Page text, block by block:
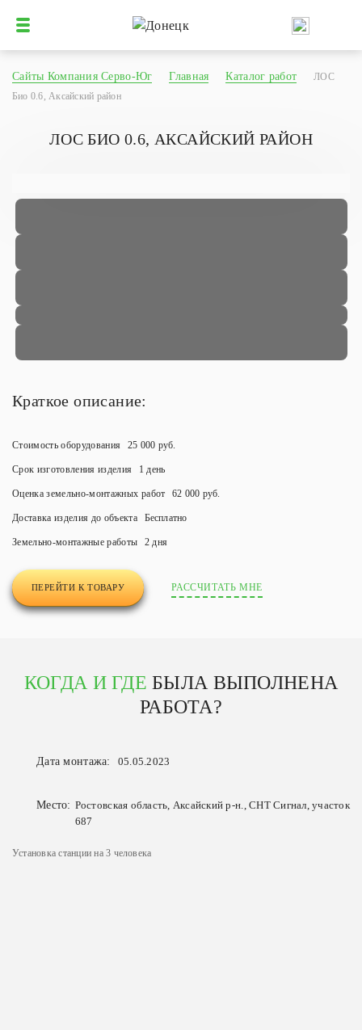
Сайты Компания Серво-Юг Главная Каталог работ
ЛОС
Био 0.6, Аксайский район
ЛОС БИО 0.6, АКСАЙСКИЙ РАЙОН
Краткое описание:
Стоимость оборудования 25 000 руб.
Срок изготовления изделия 1 день
Оценка земельно-монтажных работ 62 000 руб.
Доставка изделия до объекта Бесплатно
Земельно-монтажные работы 2 дня
ПЕРЕЙТИ К ТОВАРУ РАССЧИТАТЬ МНЕ
КОГДА И ГДЕ БЫЛА ВЫПОЛНЕНА
РАБОТА?
Дата монтажа: 05.05.2023
Место: Ростовская область, Аксайский р-н., СНТ Сигнал, участок
687
Установка станции на 3 человека